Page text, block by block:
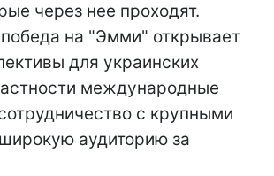
через нее проходят.
на "Эмми" открывает
для украинских
международные
с крупными
аудиторию за